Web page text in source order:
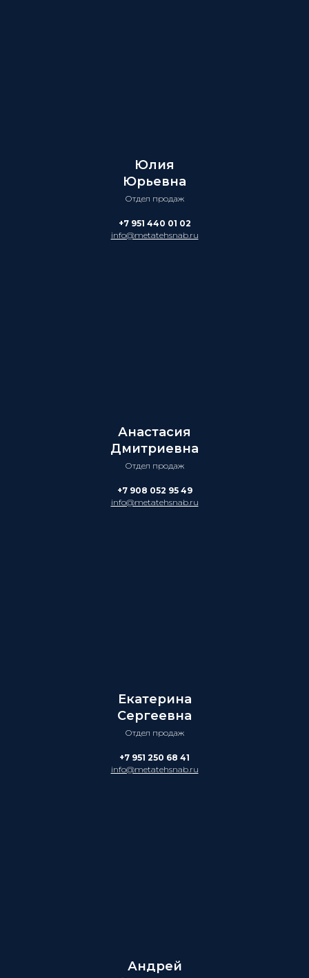
Юлия
Юрьевна
Отдел продаж
+7 951 440 01 02
info@metatehsnab.ru
Анастасия
Дмитриевна
Отдел продаж
+7 908 052 95 49
info@metatehsnab.ru
Екатерина
Сергеевна
Отдел продаж
+7 951 250 68 41
info@metatehsnab.ru
Андрей